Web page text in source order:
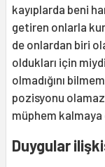
kayıplarda beni
getiren onlarla
de onlardan biri
oldukları için
olmadığını
pozisyonu
müphem kalmaya
Duygular